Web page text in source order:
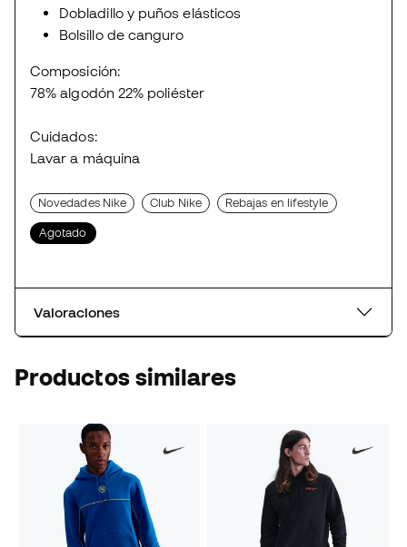
Dobladillo y puños elásticos
Bolsillo de canguro
Composición:
78% algodón 22% poliéster
Cuidados:
Lavar a máquina
Novedades Nike Club Nike Rebajas en lifestyle
Agotado
Valoraciones
Productos similares